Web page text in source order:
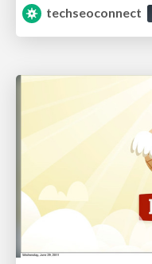
techseoconnect